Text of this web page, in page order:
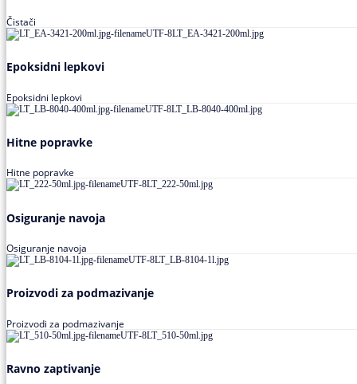
Čistači
Epoksidni lepkovi
Epoksidni lepkovi
Hitne popravke
Hitne popravke
Osiguranje navoja
Osiguranje navoja
Proizvodi za podmazivanje
Proizvodi za podmazivanje
Ravno zaptivanje